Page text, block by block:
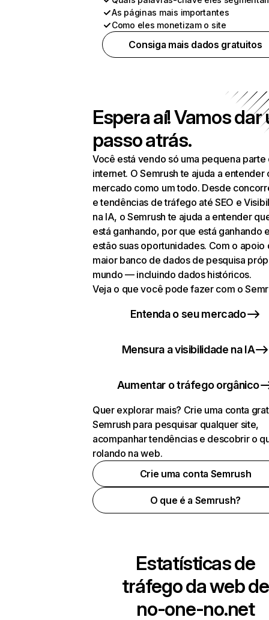
As páginas mais importantes
Como eles monetizam o site
Consiga mais dados gratuitos
Espera aí! Vamos dar
passo atrás.
Você está vendo só uma pequena parte
internet. O Semrush te ajuda a entender
mercado como um todo. Desde
e tendências de tráfego até SEO e
na IA, o Semrush te ajuda a entender
está ganhando, por que está ganhando
estão suas oportunidades. Com o apoio
maior banco de dados de pesquisa
mundo — incluindo dados históricos.
Veja o que você pode fazer com o
Entenda o seu mercado
Mensura a visibilidade na IA
Aumentar o tráfego orgânico
Quer explorar mais? Crie uma conta
Semrush para pesquisar qualquer site,
acompanhar tendências e descobrir o
rolando na web.
Crie uma conta Semrush
O que é a Semrush?
Estatísticas de
tráfego da web de
no-one-no.net